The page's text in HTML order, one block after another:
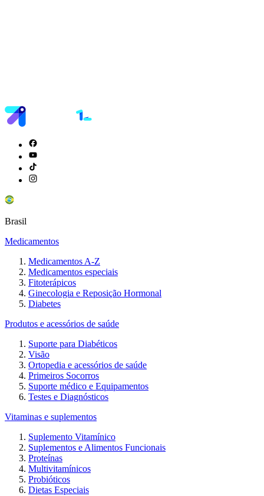
Brasil
Medicamentos
Medicamentos A-Z
Medicamentos especiais
Fitoterápicos
Ginecologia e Reposição Hormonal
Diabetes
Produtos e acessórios de saúde
Suporte para Diabéticos
Visão
Ortopedia e acessórios de saúde
Primeiros Socorros
Suporte médico e Equipamentos
Testes e Diagnósticos
Vitaminas e suplementos
Suplemento Vitamínico
Suplementos e Alimentos Funcionais
Proteínas
Multivitamínicos
Probióticos
Dietas Especiais